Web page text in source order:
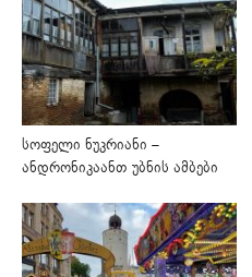
სოფელი ნუკრიანი –
ანდრონიკაანთ უბნის ამბები